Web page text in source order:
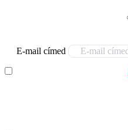
E-mail címed